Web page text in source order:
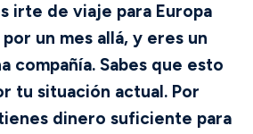
irte de viaje para Europa
un mes allá, y eres un
compañía. Sabes que esto
tu situación actual. Por
dinero suficiente para